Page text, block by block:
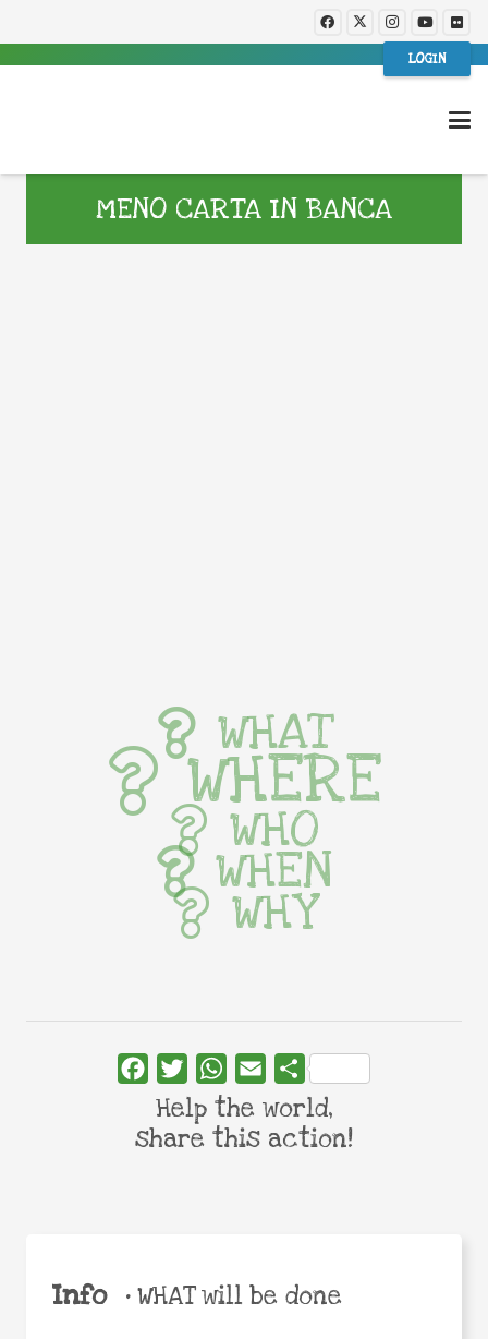
LOGIN
MENO CARTA IN BANCA
Info •WHAT will be done
WHAT
WHERE
WHO
WHEN
WHY
FacebookTwitterWhatsApp
Email Share
Help the world,
share this action!